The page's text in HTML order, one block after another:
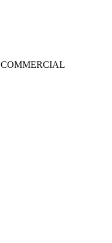
COMMERCIAL